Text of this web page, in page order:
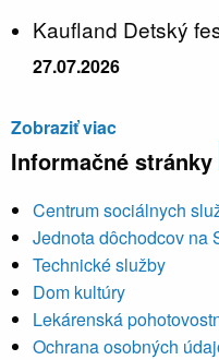
Kaufland Detský
27.07.2026
Zobraziť viac
Informačné stránky
Centrum sociálnych
Jednota dôchodcov na
Technické služby
Dom kultúry
Lekárenská
Ochrana osobných